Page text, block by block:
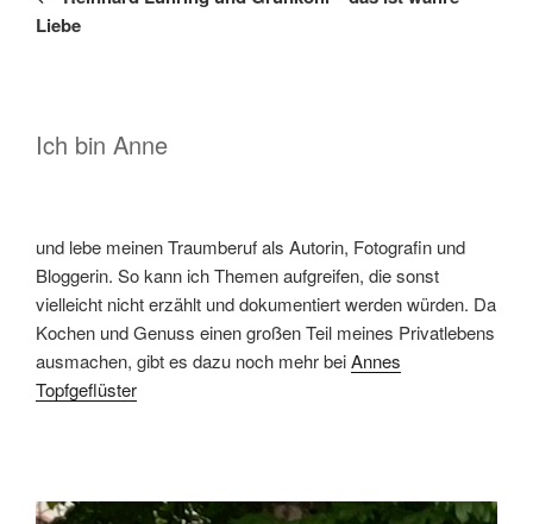
Liebe
Ich bin Anne
und lebe meinen Traumberuf als Autorin, Fotografin und
Bloggerin. So kann ich Themen aufgreifen, die sonst
vielleicht nicht erzählt und dokumentiert werden würden. Da
Kochen und Genuss einen großen Teil meines Privatlebens
ausmachen, gibt es dazu noch mehr beiAnnes
Topfgeflüster